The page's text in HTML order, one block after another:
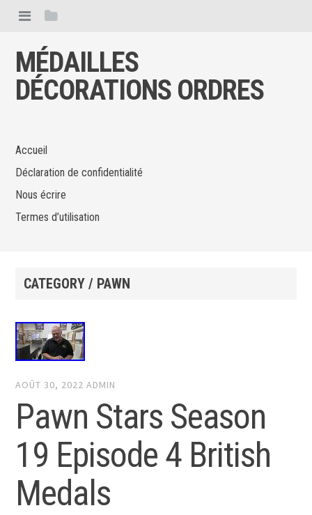
MÉDAILLES
DÉCORATIONS ORDRES
Accueil
Déclaration de confidentialité
Nous écrire
Termes d’utilisation
CATEGORY / PAWN
AOÛT 30, 2022 ADMIN
Pawn Stars Season
19 Episode 4 British
Medals